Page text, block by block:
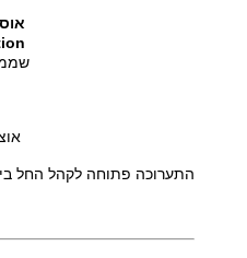
התערוכה פתוחה לקהל החל ביום